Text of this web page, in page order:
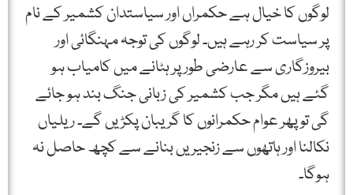
لوگوں کا خیال ہے حکمراں اور سیاستدان کشمیر کے نام
پر سیاست کر رہے ہیں۔ لوگوں کی توجہ مہنگائی اور
بیروزگاری سے عارضی طور پر ہٹانے میں کامیاب ہو
گئے ہیں مگر جب کشمیر کی زبانی جنگ بند ہو جائے
گی تو پھر عوام حکمرانوں کا گریبان پکڑیں گے۔ ریلیاں
نکالنا اور ہاتھوں سے زنجیریں بنانے سے کچھ حاصل نہ
ہوگا۔